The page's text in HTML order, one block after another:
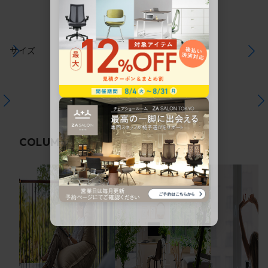
サイズ
COLUMN関連コラム